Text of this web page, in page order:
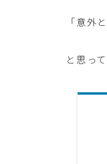
「意外
と思っ